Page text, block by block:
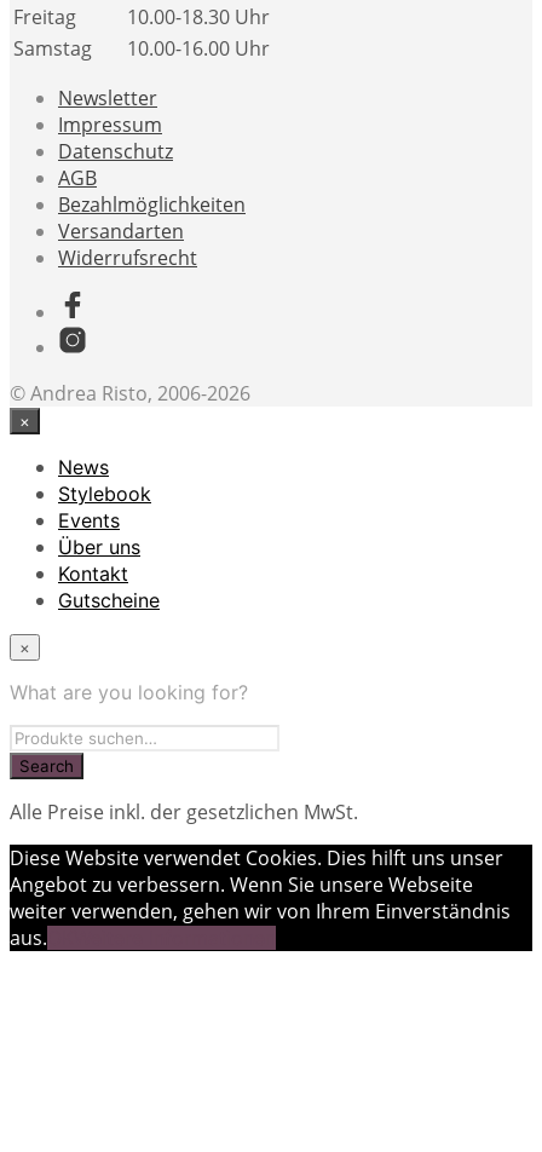
Freitag
10.00-18.30 Uhr
Samstag
10.00-16.00 Uhr
Newsletter
Impressum
Datenschutz
AGB
Bezahlmöglichkeiten
Versandarten
Widerrufsrecht
© Andrea Risto, 2006-2026
×
News
Stylebook
Events
Über uns
Kontakt
Gutscheine
×
What are you looking for?
Alle Preise inkl. der gesetzlichen MwSt.
Diese Website verwendet Cookies. Dies hilft uns unser
Angebot zu verbessern. Wenn Sie unsere Webseite
weiter verwenden, gehen wir von Ihrem Einverständnis
aus.